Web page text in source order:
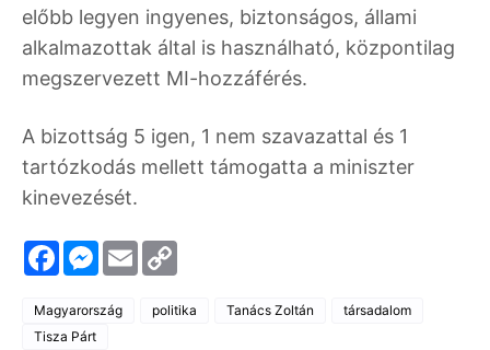
előbb legyen ingyenes, biztonságos, állami
alkalmazottak által is használható, központilag
megszervezett MI-hozzáférés.
A bizottság 5 igen, 1 nem szavazattal és 1
tartózkodás mellett támogatta a miniszter
kinevezését.
F
a
e
b
o
M
e
s
e
E
m
y
L
Magyarország politika Tanács Zoltán
társadalom
Tisza Párt